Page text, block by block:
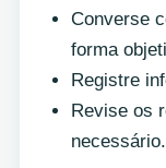
Converse
forma
Registre
Revise os
necessário.